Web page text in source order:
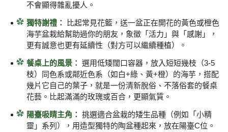
不會顯得雜亂擾人。
獨特謝禮：
比起常見花籃，送一盆正在開花的黃色或橙色
海芋盆栽給幫助過你的朋友，象徵「活力」與「感謝」，
更有誠意也更有延續性（對方可以繼續種植）。
餐桌上的風景： 選用低矮闊口容器，放入短短幾枝（3-5
枝）同色系或鄰近色系（如白+綠、黃+橙）的海芋，搭配
幾片它自己的葉子，就是一份清新脫俗、不落俗套的餐桌
花藝。比起滿滿的玫瑰或百合，更顯氣質。
陽臺吸睛主角： 挑選適合盆栽的矮生品種（例如「小精
靈」系列），用造型獨特的陶盆種起來，放在陽臺C位。